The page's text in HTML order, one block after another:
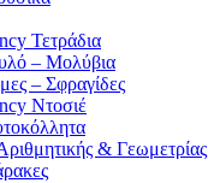
Τετράδια
– Μολύβια
– Σφραγίδες
Ντοσιέ
& Γεωμετρίας